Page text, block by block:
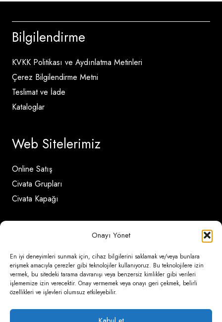
Onayı Yönet
En iyi deneyimleri sunmak için, cihaz bilgilerini saklamak ve/veya bunlara
erişmek amacıyla çerezler gibi teknolojiler kullanıyoruz. Bu teknolojilere izin
vermek, bu sitedeki tarama davranışı veya benzersiz kimlikler gibi verileri
işlememize izin verecektir. Onay vermemek veya onayı geri çekmek, belirli
özellikleri ve işlevleri olumsuz etkileyebilir.
Bilgilendirme
KVKK Politikası ve Aydınlatma Metinleri
Çerez Bilgilendirme Metni
Teslimat ve İade
Kataloglar
Web Sitelerimiz
Online Satış
Civata Grupları
Civata Kapağı
İletişim Detayları
Ömerli Mahallesi Risalet Sokak No:6/A (Hadımköy)
– Arnavutköy / İstanbul
0850 346 6 772